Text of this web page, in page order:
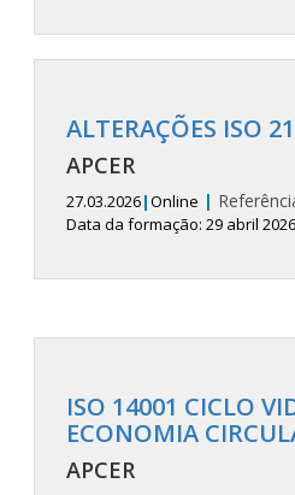
ALTERAÇÕES ISO
APCER
27.03.2026|Online |
Data da formação: 29 abril 2026
ISO 14001 CICLO
ECONOMIA
APCER